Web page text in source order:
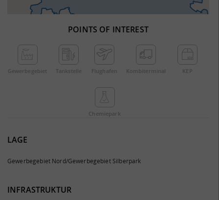
POINTS OF INTEREST
Gewerbe­gebiet Tankstelle Flughafen Kombi­terminal KEP
Chemie­park
LAGE
Gewerbegebiet Nord/Gewerbegebiet Silberpark
INFRASTRUKTUR